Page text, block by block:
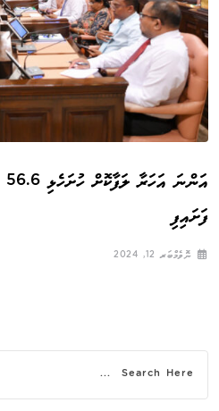
ފަށައިފި
ނޮވެމްބަރ 12, 2024